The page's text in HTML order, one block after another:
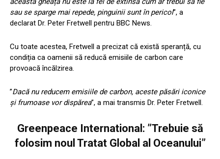
sau se sparge mai repede, pinguinii sunt în pericol”, a
declarat Dr. Peter Fretwell pentru BBC News.
Cu toate acestea, Fretwell a precizat că există speranță, cu
condiția ca oamenii să reducă emisiile de carbon care
provoacă încălzirea.
”Dacă nu reducem emisiile de carbon, aceste păsări iconice
și frumoase vor dispărea”, a mai transmis Dr. Peter Fretwell.
Greenpeace International: ”Trebuie să
folosim noul Tratat Global al Oceanului”